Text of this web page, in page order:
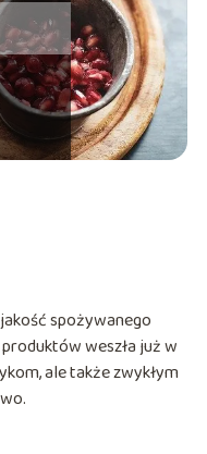
spożywanego
weszła już w
ale także zwykłym